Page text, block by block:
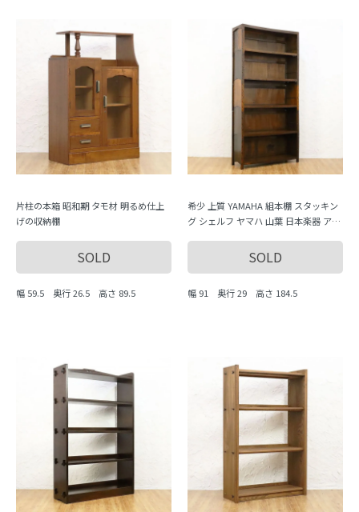
片柱の本箱 昭和期 タモ材 明るめ仕上
げの収納棚
SOLD
幅 59.5 奥行 26.5 高さ 89.5
希少 上質 YAMAHA 組本棚 スタッキン
グ シェルフ ヤマハ 山葉 日本楽器 アン
SOLD
幅 91 奥行 29 高さ 184.5